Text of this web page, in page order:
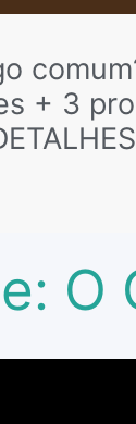
+ 3
O